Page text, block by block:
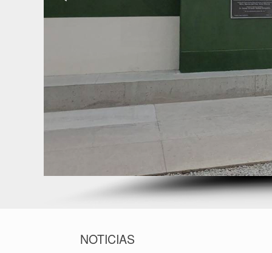
NOTICIAS